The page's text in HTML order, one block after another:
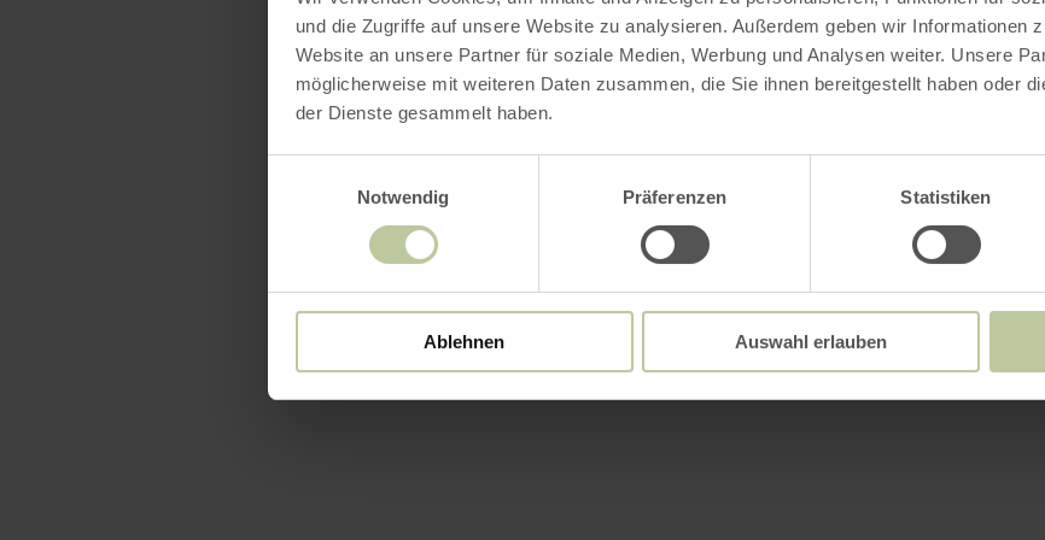
und die Zugriffe auf unsere Website zu analysieren. Außerdem geben wir Informationen
Website an unsere Partner für soziale Medien, Werbung und Analysen weiter. Unsere
möglicherweise mit weiteren Daten zusammen, die Sie ihnen bereitgestellt haben oder
der Dienste gesammelt haben.
Notwendig
Präferenzen Statistiken
Ablehnen Auswahl erlauben